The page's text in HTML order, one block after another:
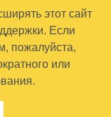
этот сайт
Если
пожалуйста,
или